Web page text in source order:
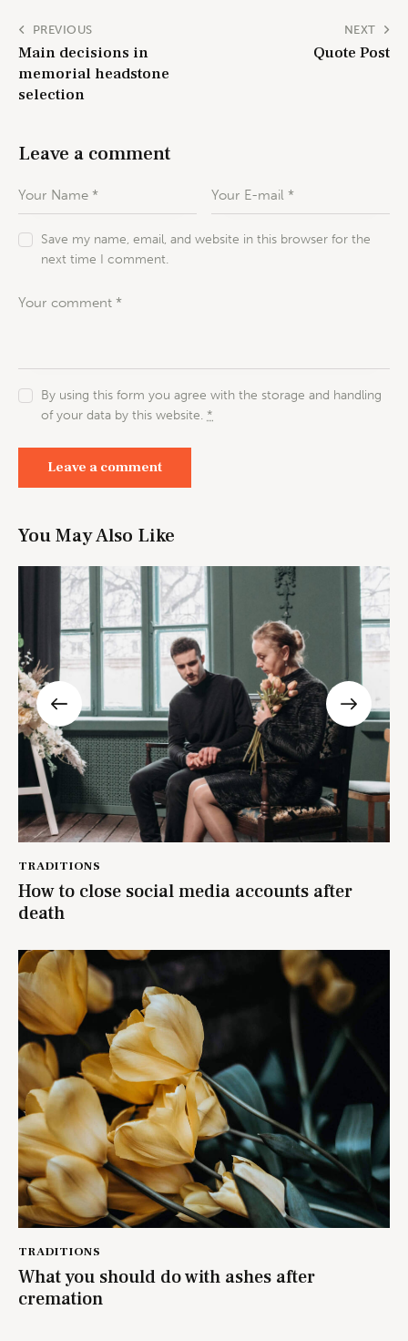
PREVIOUS
Main decisions in
memorial headstone
selection
NEXT
Quote Post
Leave a comment
Save my name, email, and website in this browser for the
next time I comment.
By using this form you agree with the storage and handling
of your data by this website. *
You May Also Like
TRADITIONS
How to close social media accounts after
death
TRADITIONS
What you should do with ashes after
cremation